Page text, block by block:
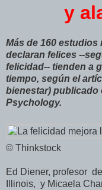
y
Más de 160
declaran felices --
felicidad-- tienden a
tiempo, según el
bienestar) publicado
Psychology.
© Thinkstock
Ed Diener, profesor
Illinois, y Micaela